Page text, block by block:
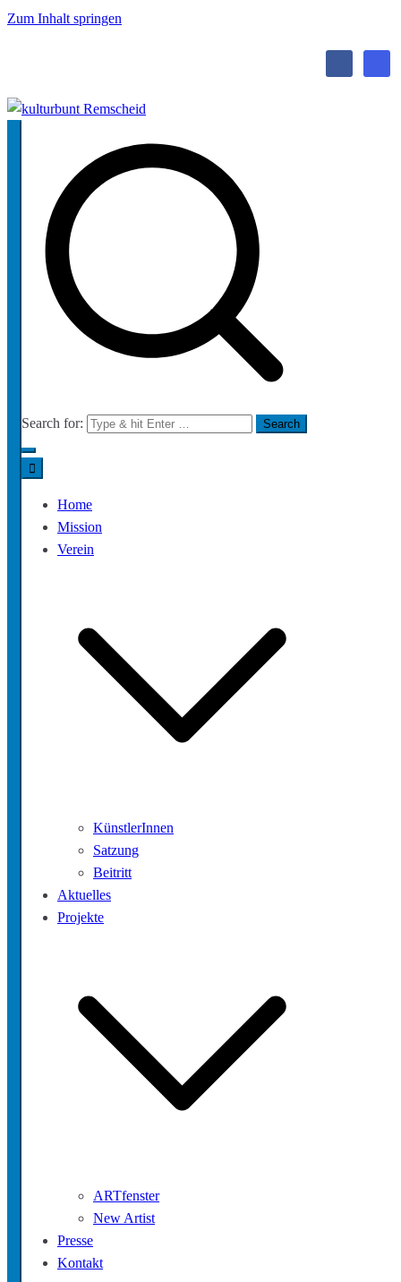
Zum Inhalt springen
kulturbunt Remscheid
Search for:
Home
Mission
Verein
KünstlerInnen
Satzung
Beitritt
Aktuelles
Projekte
ARTfenster
New Artist
Presse
Kontakt